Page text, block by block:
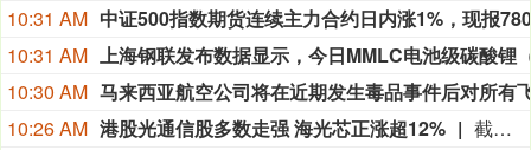
10:31 AM
10:31 AM
10:30 AM
10:26 AM 港股光通信股多数走强 海光芯正涨超12%
截至发稿，海光芯正(01191.HK)涨12.27%，剑桥科技(6166.HK)涨7.29%，中际旭创(03308.HK)涨5.82%。